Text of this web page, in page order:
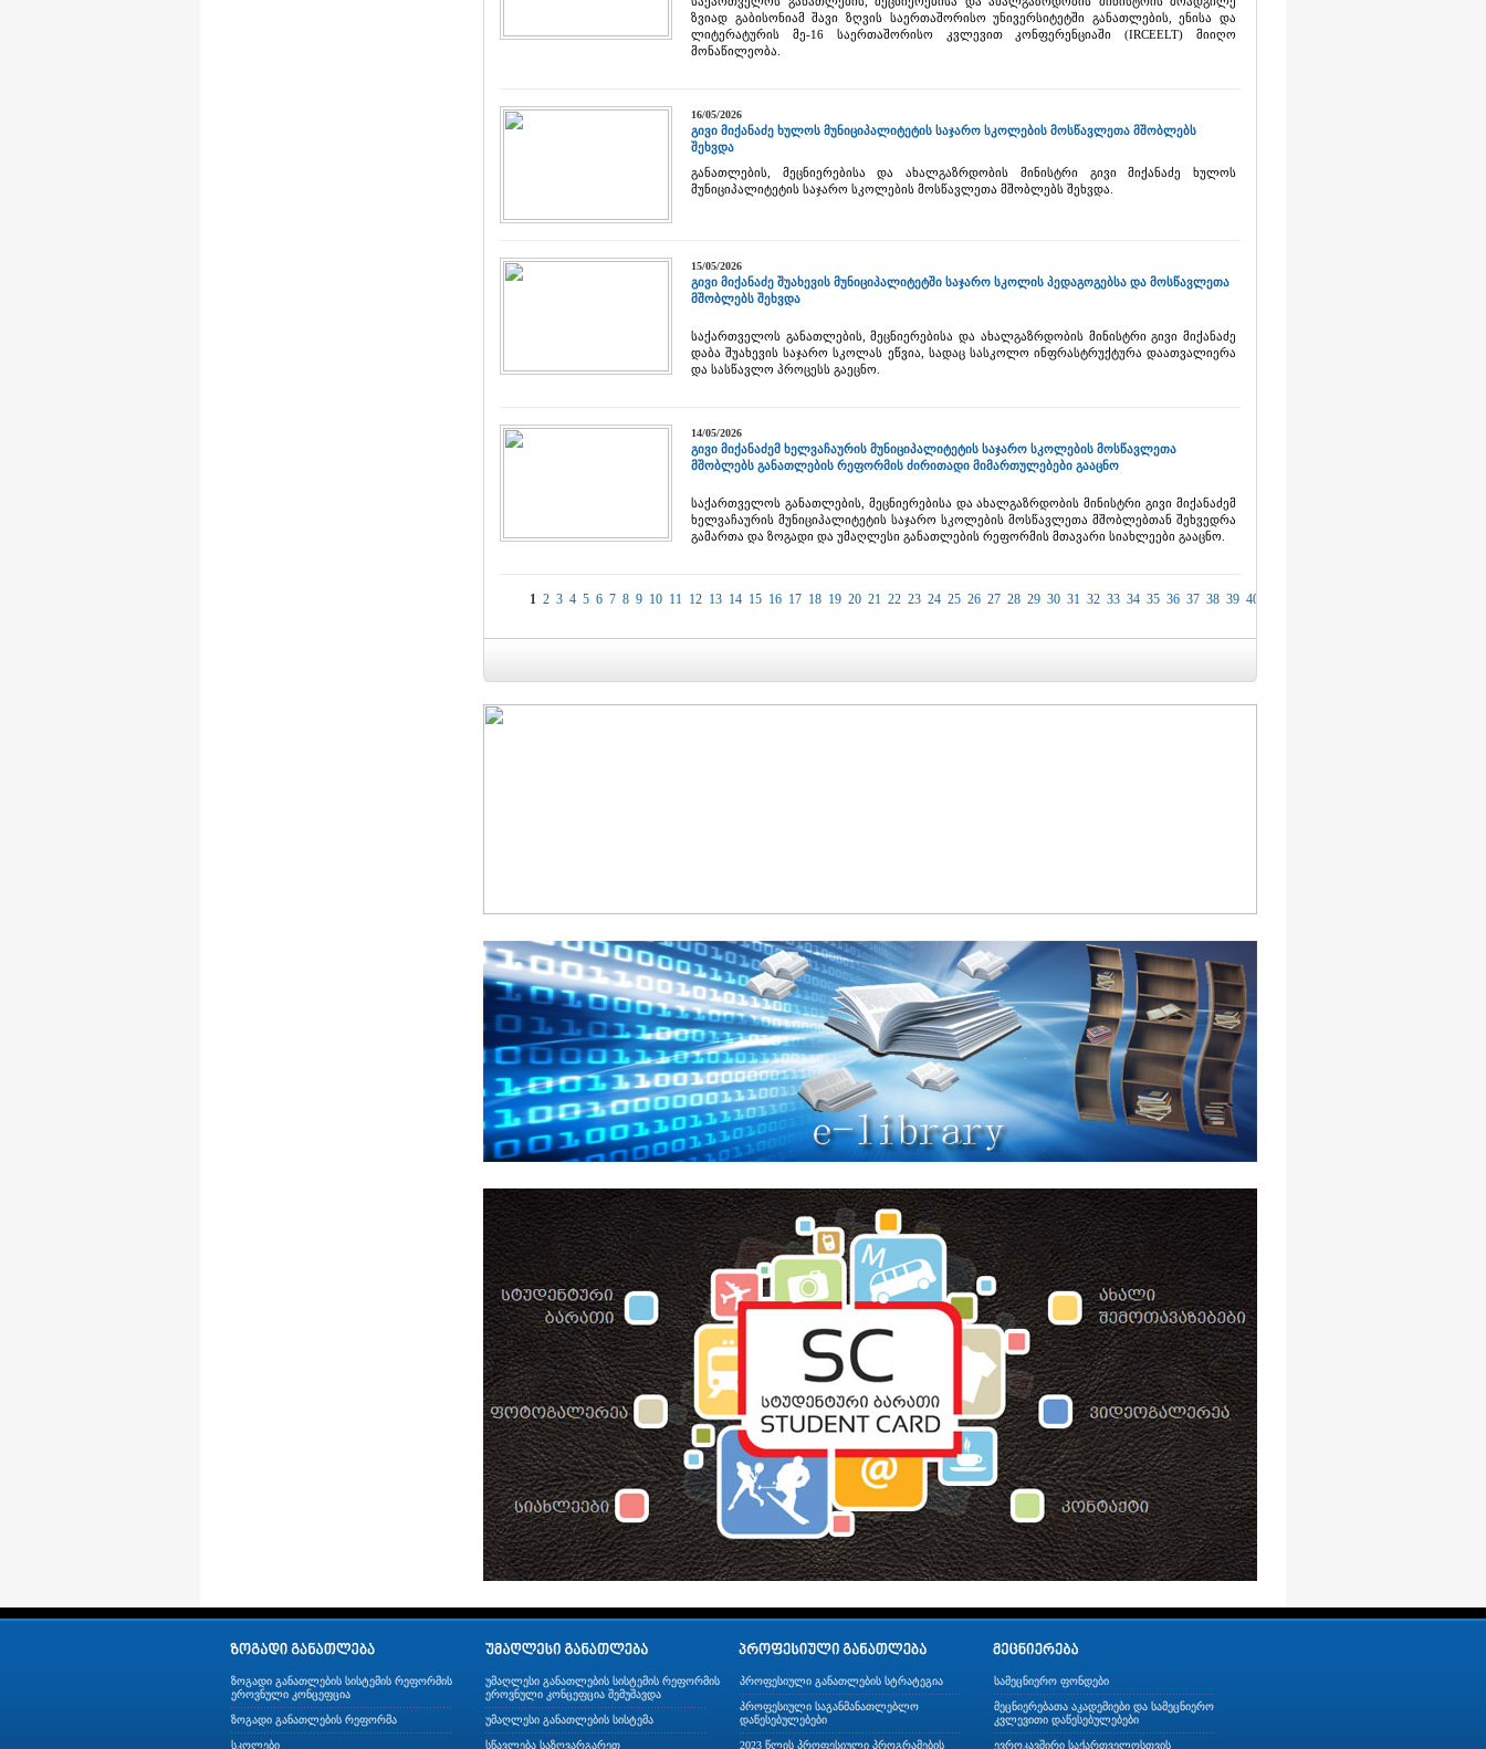
ზვიად გაბისონიამ შავი ზღვის საერთაშორისო უნივერსიტეტში განათლების, ენისა და
ლიტერატურის მე-16 საერთაშორისო კვლევით კონფერენციაში (IRCEELT) მიიღო
მონაწილეობა.
16/05/2026
გივი მიქანაძე ხულოს მუნიციპალიტეტის საჯარო სკოლების მოსწავლეთა მშობლებს
შეხვდა
განათლების, მეცნიერებისა და ახალგაზრდობის მინისტრი გივი მიქანაძე ხულოს
მუნიციპალიტეტის საჯარო სკოლების მოსწავლეთა მშობლებს შეხვდა.
15/05/2026
გივი მიქანაძე შუახევის მუნიციპალიტეტში საჯარო სკოლის პედაგოგებსა და მოსწავლეთა
მშობლებს შეხვდა
საქართველოს განათლების, მეცნიერებისა და ახალგაზრდობის მინისტრი გივი მიქანაძე
დაბა შუახევის საჯარო სკოლას ეწვია, სადაც სასკოლო ინფრასტრუქტურა დაათვალიერა
და სასწავლო პროცესს გაეცნო.
14/05/2026
გივი მიქანაძემ ხელვაჩაურის მუნიციპალიტეტის საჯარო სკოლების მოსწავლეთა
მშობლებს განათლების რეფორმის ძირითადი მიმართულებები გააცნო
საქართველოს განათლების, მეცნიერებისა და ახალგაზრდობის მინისტრი გივი მიქანაძემ
ხელვაჩაურის მუნიციპალიტეტის საჯარო სკოლების მოსწავლეთა მშობლებთან შეხვედრა
გამართა და ზოგადი და უმაღლესი განათლების რეფორმის მთავარი სიახლეები გააცნო.
1 2 3 4 5 6 7 8 9 10 11 12 13 14 15 16 17 18 19 20 21 22 23 24 25 26 27 28 29 30 31 32 33 34 35 36 37 38 39 40
ზოგადი განათლების სისტემის რეფორმის
ეროვნული კონცეფცია
ზოგადი განათლების რეფორმა
სკოლები
უმაღლესი განათლების სისტემის რეფორმის
ეროვნული კონცეფცია შემუშავდა
უმაღლესი განათლების სისტემა
სწავლება საზღვარგარეთ
პროფესიული განათლების სტრატეგია
პროფესიული საგანმანათლებლო
დაწესებულებები
2023 წლის პროფესიული პროგრამების
სამეცნიერო ფონდები
მეცნიერებათა აკადემიები და სამეცნიერო
კვლევითი დაწესებულებები
ევროკავშირი საქართველოსთვის